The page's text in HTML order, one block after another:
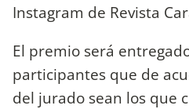
Instagram de Revista
El premio será
participantes que de
del jurado sean los que